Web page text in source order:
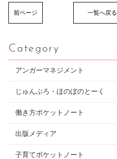
前ページ 一覧へ戻る
Category
アンガーマネジメント
じゅんぶろ・ほのぼのとーく
働き方ポケットノート
出版メディア
子育てポケットノート